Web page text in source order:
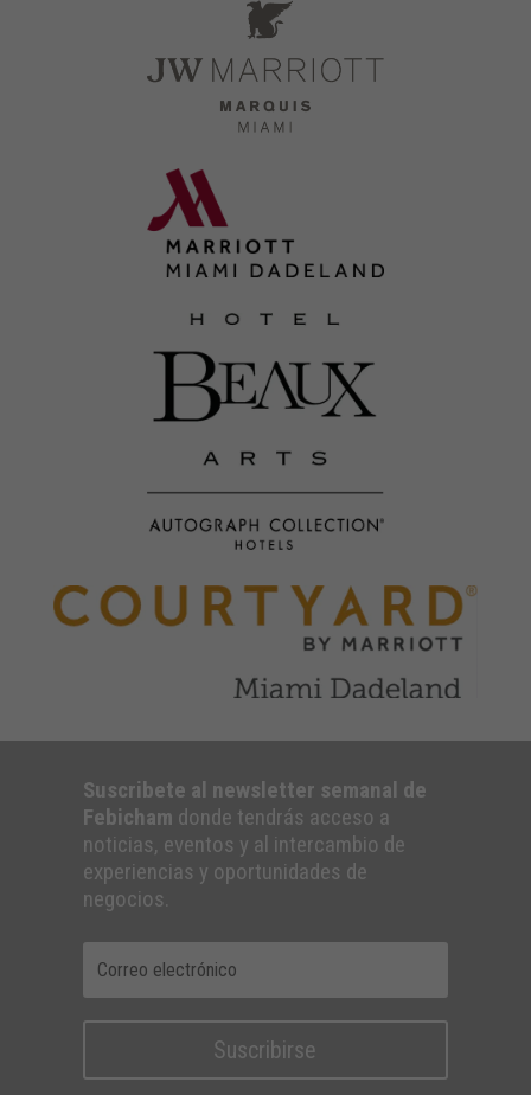
Suscribete al newsletter semanal de
Febicham donde tendrás acceso a
noticias, eventos y al intercambio de
experiencias y oportunidades de
negocios.
Suscribirse